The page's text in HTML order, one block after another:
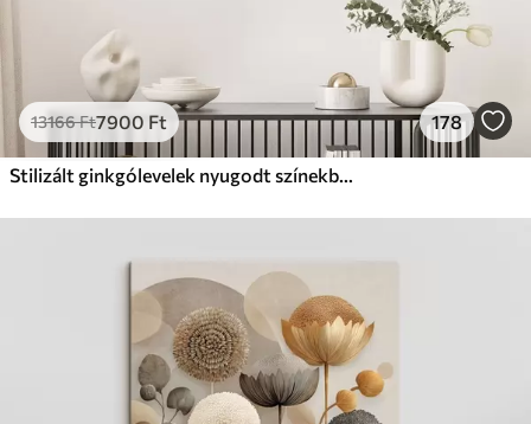
Eco-Prémium
Tól12405Ft
✓Élénk, gazdag színek
✓Fakulásálló
Környezetbarát anyag
13166Ft7900 Ft 178
Stilizált ginkgólevelek nyugodt színekben